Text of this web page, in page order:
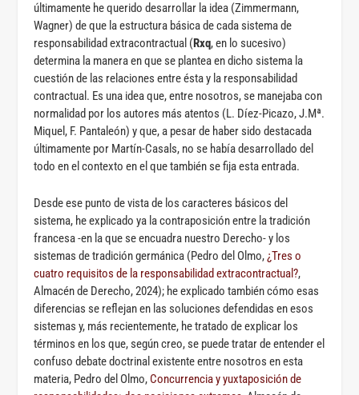
últimamente he querido desarrollar la idea (Zimmermann,
Wagner) de que la estructura básica de cada sistema de
responsabilidad extracontractual (Rxq, en lo sucesivo)
determina la manera en que se plantea en dicho sistema la
cuestión de las relaciones entre ésta y la responsabilidad
contractual. Es una idea que, entre nosotros, se manejaba con
normalidad por los autores más atentos (L. Díez-Picazo, J.Mª.
Miquel, F. Pantaleón) y que, a pesar de haber sido destacada
últimamente por Martín-Casals, no se había desarrollado del
todo en el contexto en el que también se fija esta entrada.
Desde ese punto de vista de los caracteres básicos del
sistema, he explicado ya la contraposición entre la tradición
francesa -en la que se encuadra nuestro Derecho- y los
sistemas de tradición germánica (Pedro del Olmo,¿Tres o
cuatro requisitos de la responsabilidad extracontractual?,
Almacén de Derecho, 2024); he explicado también cómo esas
diferencias se reflejan en las soluciones defendidas en esos
sistemas y, más recientemente, he tratado de explicar los
términos en los que, según creo, se puede tratar de entender el
confuso debate doctrinal existente entre nosotros en esta
materia, Pedro del Olmo, Concurrencia y yuxtaposición de